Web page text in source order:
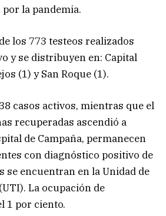
la pandemia.
los 773 testeos realizados
y se distribuyen en: Capital
(1) y San Roque (1).
casos activos, mientras que el
recuperadas ascendió a
de Campaña, permanecen
con diagnóstico positivo de
se encuentran en la Unidad de
La ocupación de
1 por ciento.